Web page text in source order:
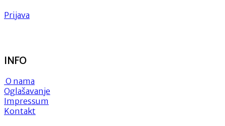
Prijava
INFO
O nama
Oglašavanje
Impressum
Kontakt